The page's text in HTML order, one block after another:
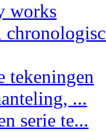
works
tekeningen
...
serie te...